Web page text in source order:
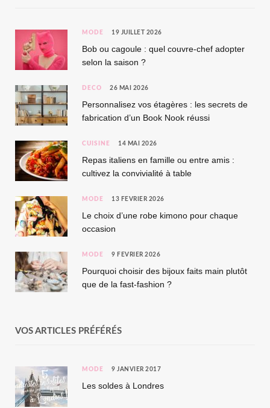
MODE 19 JUILLET 2026
Bob ou cagoule : quel couvre-chef adopter
selon la saison ?
DÉCO 26 MAI 2026
Personnalisez vos étagères : les secrets de
fabrication d’un Book Nook réussi
CUISINE 14 MAI 2026
Repas italiens en famille ou entre amis :
cultivez la convivialité à table
MODE 13 FÉVRIER 2026
Le choix d’une robe kimono pour chaque
occasion
MODE 9 FÉVRIER 2026
Pourquoi choisir des bijoux faits main plutôt
que de la fast-fashion ?
VOS ARTICLES PRÉFÉRÉS
MODE 9 JANVIER 2017
Les soldes à Londres